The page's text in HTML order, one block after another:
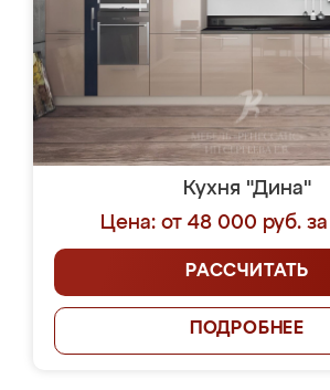
Кухня "Дина"
Цена: от 48 000 руб.
РАССЧИТАТЬ
ПОДРОБНЕЕ